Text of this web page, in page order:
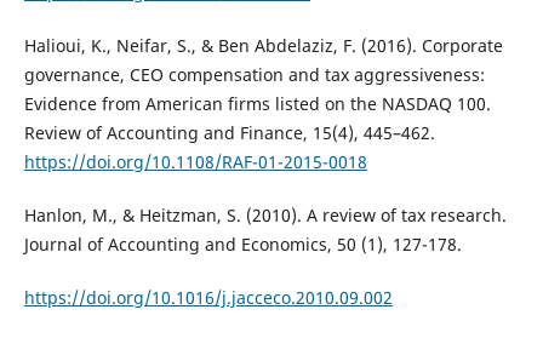
Halioui, K., Neifar, S., & Ben Abdelaziz, F. (2016). Corporate
governance, CEO compensation and tax aggressiveness:
Evidence from American firms listed on the NASDAQ 100.
Review of Accounting and Finance, 15(4), 445–462.
https://doi.org/10.1108/RAF-01-2015-0018
Hanlon, M., & Heitzman, S. (2010). A review of tax research.
Journal of Accounting and Economics, 50 (1), 127-178.
https://doi.org/10.1016/j.jacceco.2010.09.002